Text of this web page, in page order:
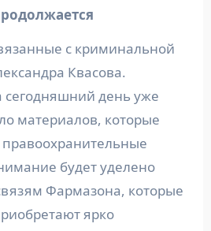
с криминальной
Квасова.
сегодняшний день уже
материалов, которые
будет уделено
Фармазона, которые
ярко